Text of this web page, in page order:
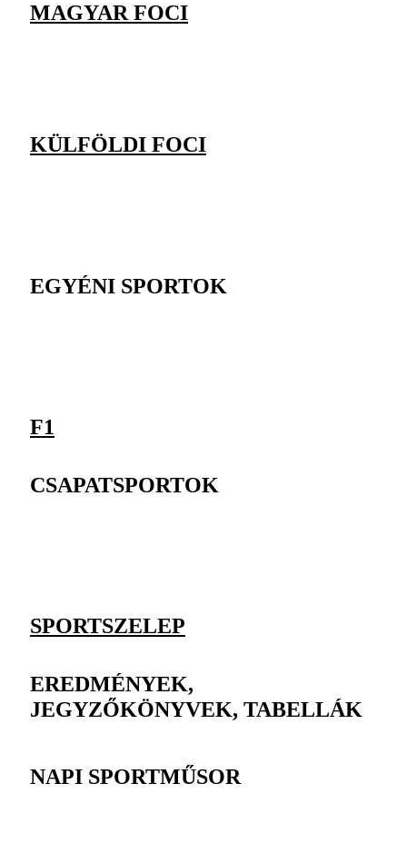
MAGYAR FOCI
KÜLFÖLDI FOCI
EGYÉNI SPORTOK
F1
CSAPATSPORTOK
SPORTSZELEP
EREDMÉNYEK,
JEGYZŐKÖNYVEK, TABELLÁK
NAPI SPORTMŰSOR